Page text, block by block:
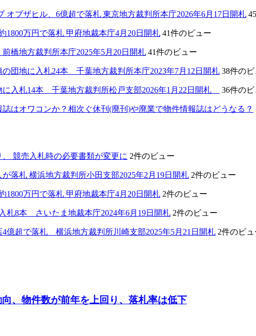
オブザヒル、6億超で落札 東京地方裁判所本庁2026年6月17日開札
1800万円で落札 甲府地裁本庁4月20日開札 41件のビュー
橋地方裁判所本庁2025年5月20日開札 41件のビュー
団地に入札24本 千葉地方裁判所本庁2023年7月12日開札 38件の
に入札14本 千葉地方裁判所松戸支部2026年1月22日開札 36件の
誌はオワコンか？相次ぐ休刊(廃刊)や廃業で物件情報誌はどうなる？
競売入札時の必要書類が変更に 2件のビュー
落札 横浜地方裁判所小田支部2025年2月19日開札 2件のビュー
1800万円で落札 甲府地裁本庁4月20日開札 2件のビュー
札8本 さいたま地裁本庁2024年6月19日開札 2件のビュー
4億超で落札 横浜地方裁判所川崎支部2025年5月21日開札 2件のビュ
、物件数が前年を上回り、落札率は低下